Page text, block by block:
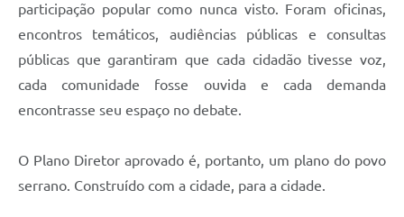
Contratos, Convênios e Publicações MROSC
Notícias
Contato
Radar da Transparência Pública
Listagem de Contribuintes Inscritos na Dívida Ativa do
participação popular como nunca visto. Foram oficinas,
encontros temáticos, audiências públicas e consultas
públicas que garantiram que cada cidadão tivesse voz,
cada comunidade fosse ouvida e cada demanda
encontrasse seu espaço no debate.
O Plano Diretor aprovado é, portanto, um plano do povo
serrano. Construído com a cidade, para a cidade.